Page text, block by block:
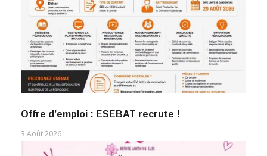
Offre d’emploi : ESEBAT recrute !
3 Août 2026